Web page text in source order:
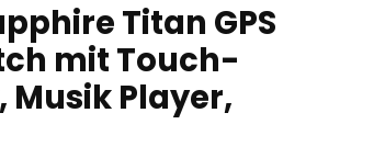
Titan GPS
mit Touch-
Musik Player,